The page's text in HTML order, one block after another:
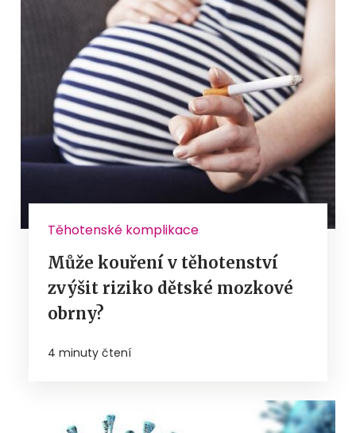
Těhotenské komplikace
Může kouření v těhotenství
zvýšit riziko dětské mozkové
obrny?
4 minuty čtení